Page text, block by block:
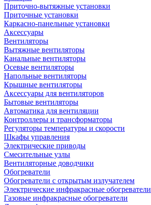
Приточно-вытяжные установки
Приточные установки
Каркасно-панельные установки
Аксессуары
Вентиляторы
Вытяжные вентиляторы
Канальные вентиляторы
Осевые вентиляторы
Напольные вентиляторы
Крышные вентиляторы
Аксессуары для вентиляторов
Бытовые вентиляторы
Автоматика для вентиляции
Контроллеры и трансформаторы
Регуляторы температуры и скорости
Шкафы управления
Электрические приводы
Смесительные узлы
Вентиляторные доводчики
Обогреватели
Обогреватели с открытым излучателем
Электрические инфракрасные обогреватели
Газовые инфракрасные обогреватели